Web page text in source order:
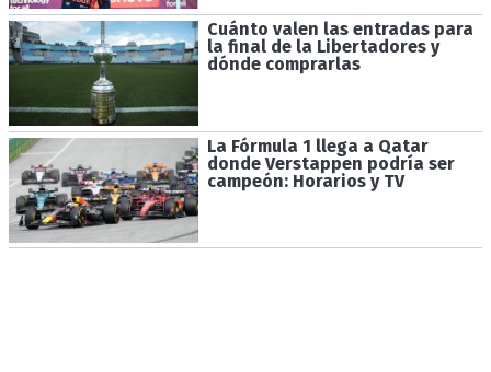
Cuánto valen las entradas para
la final de la Libertadores y
dónde comprarlas
La Fórmula 1 llega a Qatar
donde Verstappen podría ser
campeón: Horarios y TV